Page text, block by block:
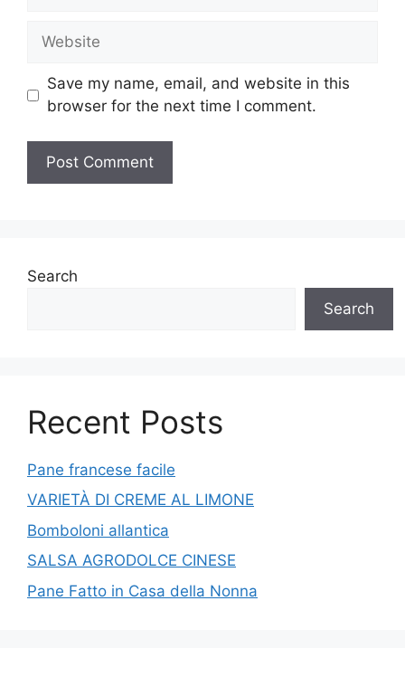
Website
Save my name, email, and website in this
browser for the next time I comment.
Search
Search
Recent Posts
Pane francese facile
VARIETÀ DI CREME AL LIMONE
Bomboloni allantica
SALSA AGRODOLCE CINESE
Pane Fatto in Casa della Nonna